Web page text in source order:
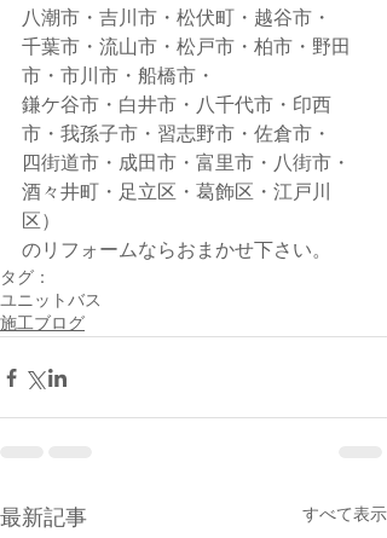
八潮市・吉川市・松伏町・越谷市・
千葉市・流山市・松戸市・柏市・野田
市・市川市・船橋市・
鎌ケ谷市・白井市・八千代市・印西
市・我孫子市・習志野市・佐倉市・
四街道市・成田市・富里市・八街市・
酒々井町・足立区・葛飾区・江戸川
区）
のリフォームならおまかせ下さい。
タグ：
ユニットバス
施工ブログ
最新記事 すべて表示